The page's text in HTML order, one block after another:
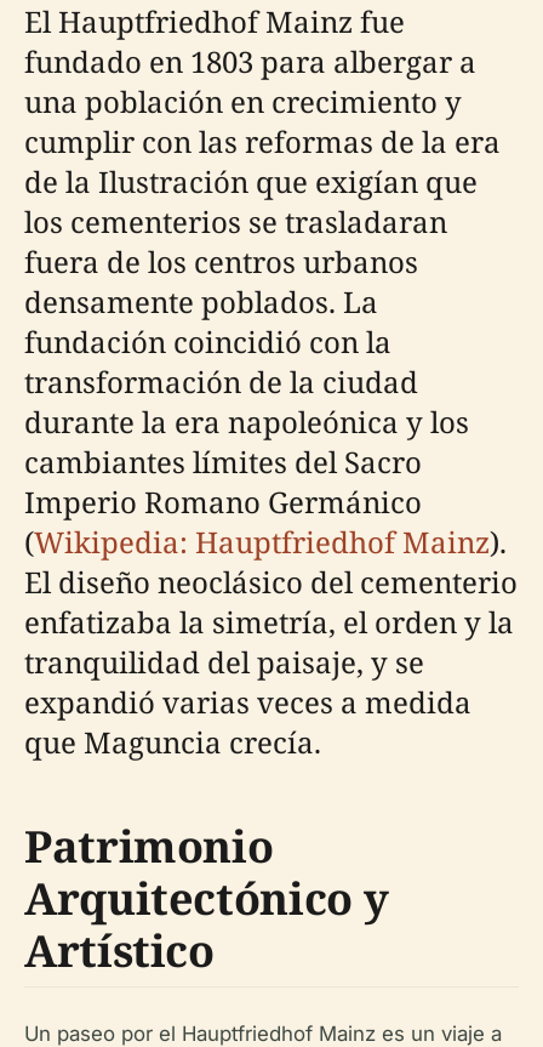
El Hauptfriedhof Mainz fue
fundado en 1803 para albergar a
una población en crecimiento y
cumplir con las reformas de la era
de la Ilustración que exigían que
los cementerios se trasladaran
fuera de los centros urbanos
densamente poblados. La
fundación coincidió con la
transformación de la ciudad
durante la era napoleónica y los
cambiantes límites del Sacro
Imperio Romano Germánico
(Wikipedia: Hauptfriedhof Mainz).
El diseño neoclásico del cementerio
enfatizaba la simetría, el orden y la
tranquilidad del paisaje, y se
expandió varias veces a medida
que Maguncia crecía.
Patrimonio
Arquitectónico y
Artístico
Un paseo por el Hauptfriedhof Mainz es un viaje a